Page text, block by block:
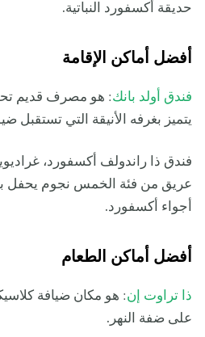
حديقة أكسفورد النباتية.
أفضل أماكن الإقامة
فندق أولد بانك: هو مصرف قديم
يتميز بغرفه الأنيقة التي تستقبل
فندق ذا راندولف أكسفورد،
عريق من فئة الخمس نجوم يحفل
أجواء أكسفورد.
أفضل أماكن الطعام
ذا تراوت إن: هو مكان ضيافة
على ضفة النهر.